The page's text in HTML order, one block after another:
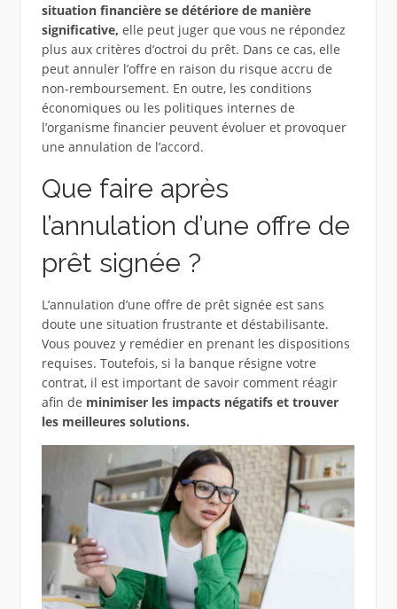
situation financière se détériore de manière
significative, elle peut juger que vous ne répondez
plus aux critères d’octroi du prêt. Dans ce cas, elle
peut annuler l’offre en raison du risque accru de
non-remboursement. En outre, les conditions
économiques ou les politiques internes de
l’organisme financier peuvent évoluer et provoquer
une annulation de l’accord.
Que faire après
l’annulation d’une offre de
prêt signée ?
L’annulation d’une offre de prêt signée est sans
doute une situation frustrante et déstabilisante.
Vous pouvez y remédier en prenant les dispositions
requises. Toutefois, si la banque résigne votre
contrat, il est important de savoir comment réagir
afin de minimiser les impacts négatifs et trouver
les meilleures solutions.